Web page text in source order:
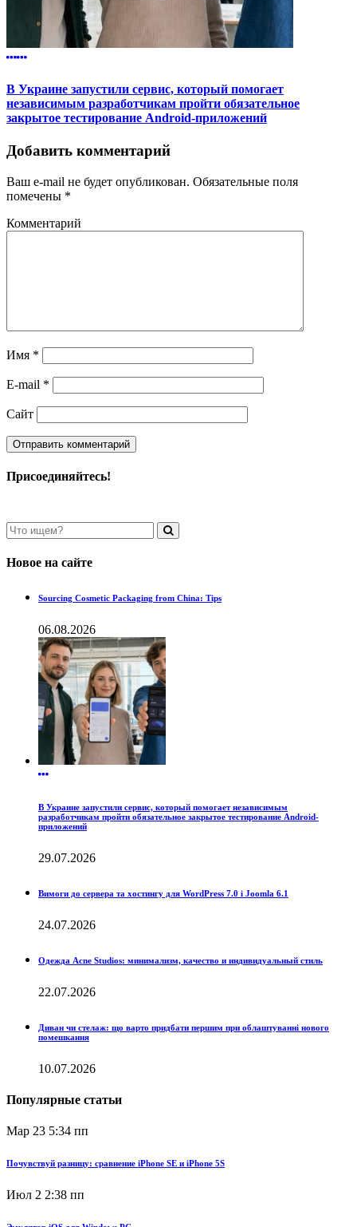
В Украине запустили сервис, который помогает
независимым разработчикам пройти обязательное
закрытое тестирование Android-приложений
Добавить комментарий
Ваш e-mail не будет опубликован. Обязательные поля
помечены *
Комментарий
Имя *
E-mail *
Сайт
Присоединяйтесь!
Новое на сайте
Sourcing Cosmetic Packaging from China: Tips
06.08.2026
В Украине запустили сервис, который помогает независимым
разработчикам пройти обязательное закрытое тестирование Android-
приложений
29.07.2026
Вимоги до сервера та хостингу для WordPress 7.0 і Joomla 6.1
24.07.2026
Одежда Acne Studios: минимализм, качество и индивидуальный стиль
22.07.2026
Диван чи стелаж: що варто придбати першим при облаштуванні нового
помешкання
10.07.2026
Популярные статьи
Мар 23 5:34 пп
Почувствуй разницу: сравнение iPhone SE и iPhone 5S
Июл 2 2:38 пп